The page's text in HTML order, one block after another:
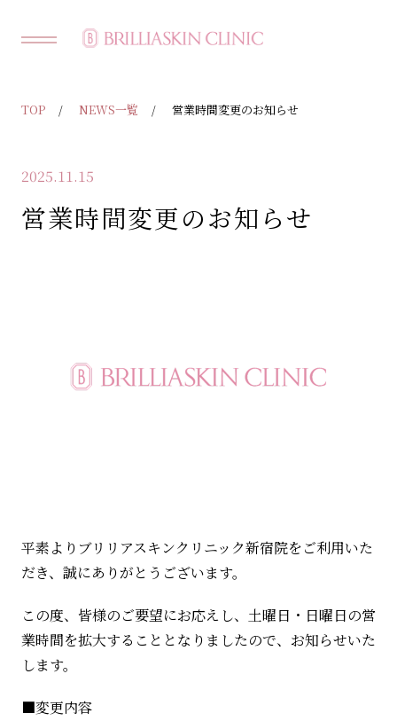
TOP NEWS一覧 営業時間変更のお知らせ
2025.11.15
営業時間変更のお知らせ
平素よりブリリアスキンクリニック新宿院をご利用いた
だき、誠にありがとうございます。
この度、皆様のご要望にお応えし、土曜日・日曜日の営
業時間を拡大することとなりましたので、お知らせいた
します。
■変更内容